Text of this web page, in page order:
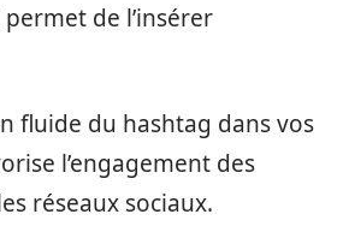
de l’insérer
fluide du hashtag dans vos
l’engagement des
réseaux sociaux.